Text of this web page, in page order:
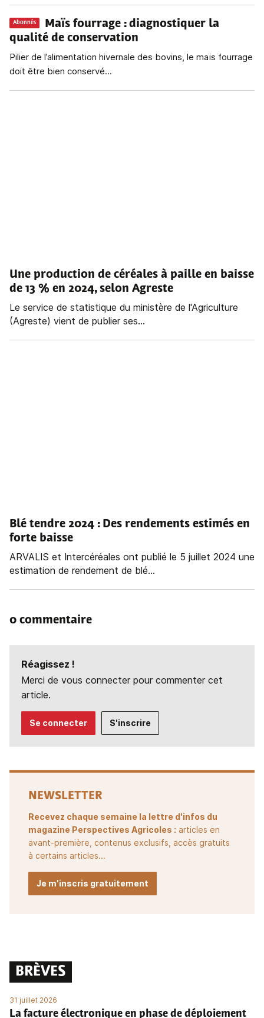
Abonnés Maïs fourrage : diagnostiquer la
qualité de conservation
Pilier de l’alimentation hivernale des bovins, le maïs fourrage
doit être bien conservé...
Une production de céréales à paille en baisse
de 13 % en 2024, selon Agreste
Le service de statistique du ministère de l'Agriculture
(Agreste) vient de publier ses...
Blé tendre 2024 : Des rendements estimés en
forte baisse
ARVALIS et Intercéréales ont publié le 5 juillet 2024 une
estimation de rendement de blé...
0 commentaire
Réagissez !
Merci de vous connecter pour commenter cet
article.
Se connecter S'inscrire
NEWSLETTER
Recevez chaque semaine la lettre d'infos du
magazine Perspectives Agricoles : articles en
avant-première, contenus exclusifs, accès gratuits
à certains articles...
Je m'inscris gratuitement
BRÈVES
31 juillet 2026
La facture électronique en phase de déploiement